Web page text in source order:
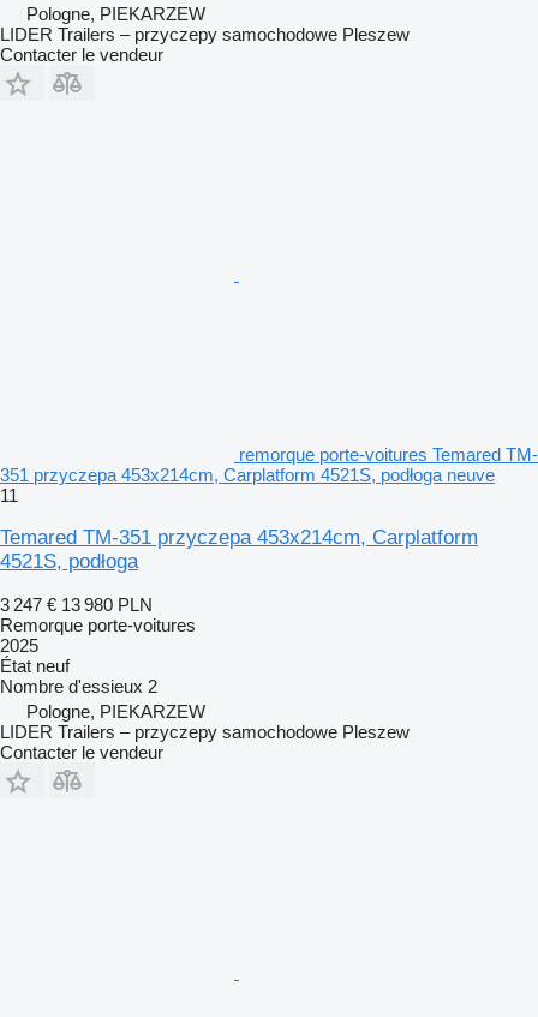
Pologne, PIEKARZEW
LIDER Trailers – przyczepy samochodowe Pleszew
Contacter le vendeur
remorque porte-voitures Temared TM-
351 przyczepa 453x214cm, Carplatform 4521S, podłoga neuve
11
Temared TM-351 przyczepa 453x214cm, Carplatform
4521S, podłoga
3 247 € 13 980 PLN
Remorque porte-voitures
2025
État neuf
Nombre d'essieux 2
Pologne, PIEKARZEW
LIDER Trailers – przyczepy samochodowe Pleszew
Contacter le vendeur